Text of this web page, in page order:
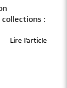
collections :
Lire l'article